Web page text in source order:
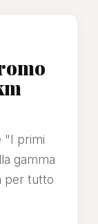
"I primi
gamma
per tutto